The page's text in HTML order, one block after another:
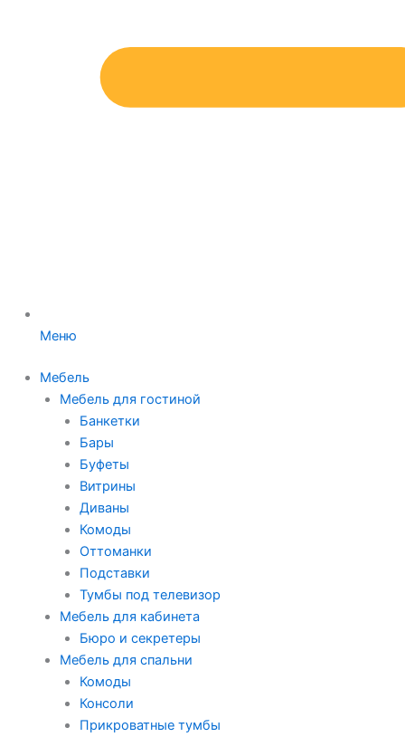
Меню
Мебель
Мебель для гостиной
Банкетки
Бары
Буфеты
Витрины
Диваны
Комоды
Оттоманки
Подставки
Тумбы под телевизор
Мебель для кабинета
Бюро и секретеры
Мебель для спальни
Комоды
Консоли
Прикроватные тумбы